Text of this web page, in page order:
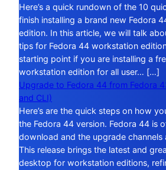
Here’s a quick rundown of the 10
finish installing a brand new Fedora
edition. In this article, we will talk
tips for Fedora 44 workstation
starting point if you are installing a
workstation edition for all user… […]
Upgrade to Fedora 44 from Fedora
and CLI)
Here’s are the quick steps on how
the Fedora 44 version. Fedora 44 is
download and the upgrade channels
This release brings the latest and
desktop for workstation editions,